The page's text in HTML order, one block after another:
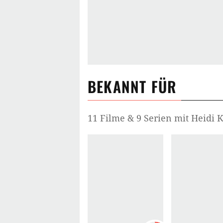
BEKANNT FÜR
11 Filme & 9 Serien mit Heidi